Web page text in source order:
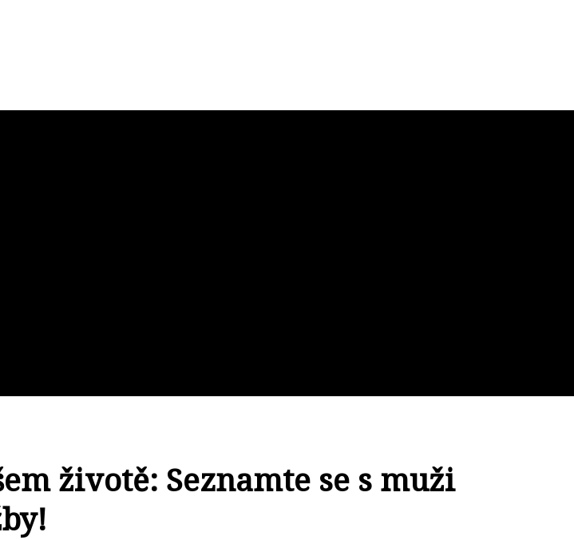
životě: Seznamte se s muži